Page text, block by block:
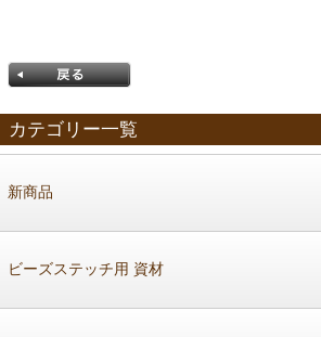
カテゴリー一覧
新商品
ビーズステッチ用 資材